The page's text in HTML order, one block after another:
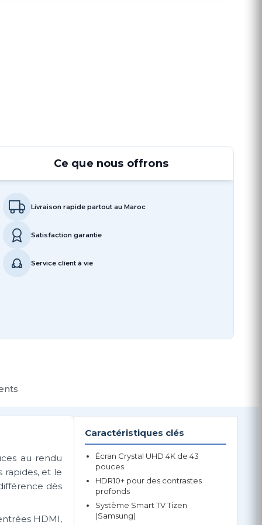
Ce que nous offrons
Livraison rapide partout au Maroc
Satisfaction garantie
Service client à vie
au rendu
et le
dès
HDMI,
Caractéristiques clés
Écran Crystal UHD 4K de 43
pouces
HDR10+ pour des contrastes
profonds
Système Smart TV Tizen
(Samsung)